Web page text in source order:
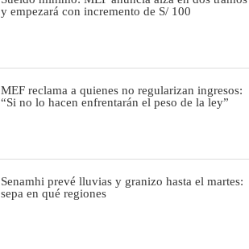
y empezará con incremento de S/ 100
MEF reclama a quienes no regularizan ingresos:
“Si no lo hacen enfrentarán el peso de la ley”
Senamhi prevé lluvias y granizo hasta el martes:
sepa en qué regiones